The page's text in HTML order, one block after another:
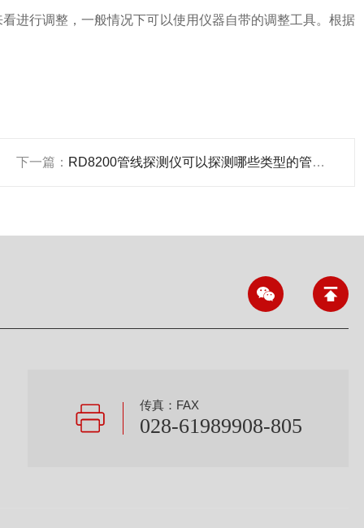
行调整，一般情况下可以使用仪器自带的调整工具。根据
下一篇： RD8200管线探测仪可以探测哪些类型的管线？
传真：FAX
028-61989908-805